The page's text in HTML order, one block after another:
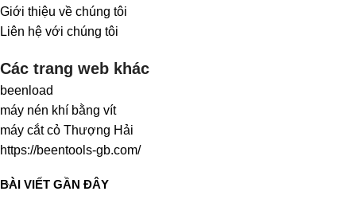
Giới thiệu về chúng tôi
Liên hệ với chúng tôi
Các trang web khác
beenload
máy nén khí bằng vít
máy cắt cỏ Thượng Hải
https://beentools-gb.com/
BÀI VIẾT GẦN ĐÂY